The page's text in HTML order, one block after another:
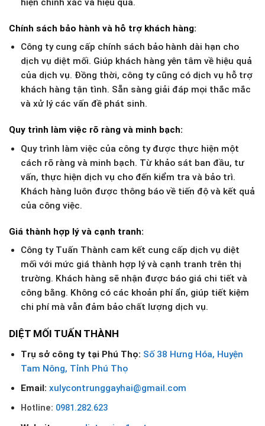
Chính sách bảo hành và hỗ trợ khách hàng:
Công ty cung cấp chính sách bảo hành dài hạn cho
dịch vụ diệt mối. Giúp khách hàng yên tâm về hiệu quả
của dịch vụ. Đồng thời, công ty cũng có dịch vụ hỗ trợ
khách hàng tận tình. Sẵn sàng giải đáp mọi thắc mắc
và xử lý các vấn đề phát sinh.
Quy trình làm việc rõ ràng và minh bạch:
Quy trình làm việc của công ty được thực hiện một
cách rõ ràng và minh bạch. Từ khảo sát ban đầu, tư
vấn, thực hiện dịch vụ cho đến kiểm tra và bảo trì.
Khách hàng luôn được thông báo về tiến độ và kết quả
của công việc.
Giá thành hợp lý và cạnh tranh:
Công ty Tuấn Thành cam kết cung cấp dịch vụ diệt
mối với mức giá thành hợp lý và cạnh tranh trên thị
trường. Khách hàng sẽ nhận được báo giá chi tiết và
công bằng. Không có các khoản phí ẩn, giúp tiết kiệm
chi phí mà vẫn đảm bảo chất lượng dịch vụ.
DIỆT MỐI TUẤN THÀNH
Trụ sở công ty tại Phú Thọ: Số 38 Hưng Hóa, Huyện
Tam Nông, Tỉnh Phú Thọ
Email: xulycontrunggayhai@gmail.com
Hotline: 0981.282.623